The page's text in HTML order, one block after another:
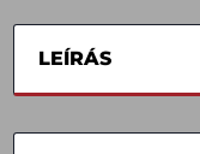
LEÍRÁS